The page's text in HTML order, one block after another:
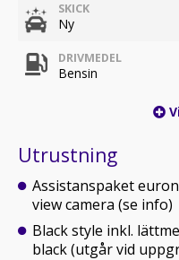
SKICK
Ny
DRIVMEDEL
Bensin
Utrustning
Assistanspaket
view camera (se info)
Black style inkl.
black (utgår vid